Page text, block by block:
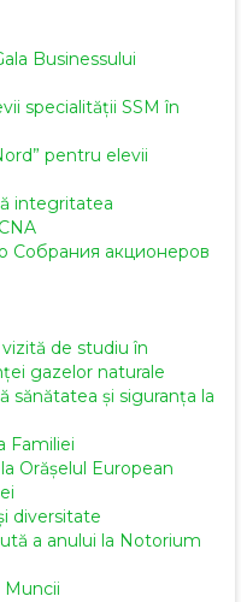
Businessului
specialității SSM în
pentru elevii
integritatea
Собрания акционеров
vizită de studiu în
gazelor naturale
sănătatea și siguranța la
Familiei
Orășelul European
diversitate
a anului la Notorium
Muncii